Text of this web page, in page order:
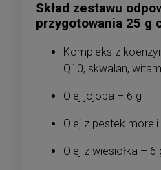
Skład zestawu
przygotowania 25 g
Kompleks z
Q10, skwalan,
Olej jojoba – 6 g
Olej z pestek moreli
Olej z wiesiołka – 6